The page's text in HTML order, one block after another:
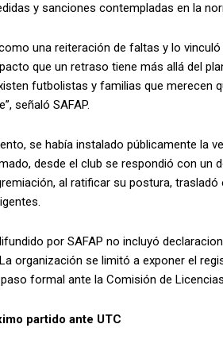
y sanciones contempladas en la
una reiteración de faltas y lo
que un retraso tiene más allá del
futbolistas y familias que merecen
señaló SAFAP.
se había instalado públicamente la
desde el club se respondió con un
al ratificar su postura,
por SAFAP no incluyó
organización se limitó a exponer el
formal ante la Comisión de
partido ante UTC